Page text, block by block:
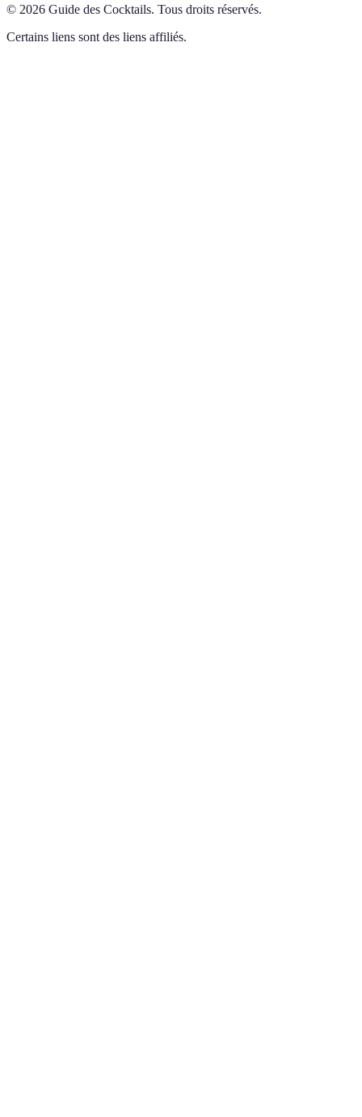
© 2026 Guide des Cocktails. Tous droits réservés.
Certains liens sont des liens affiliés.